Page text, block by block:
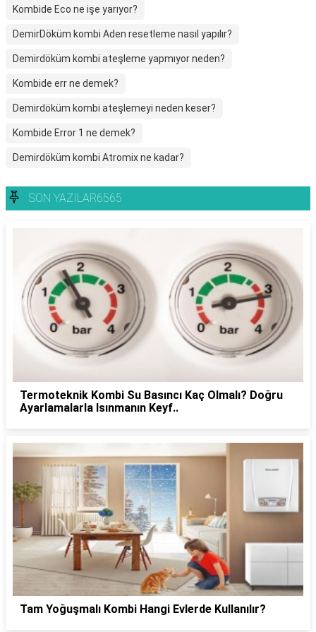
Kombide Eco ne işe yarıyor?
DemirDöküm kombi Aden resetleme nasıl yapılır?
Demirdöküm kombi ateşleme yapmıyor neden?
Kombide err ne demek?
Demirdöküm kombi ateşlemeyi neden keser?
Kombide Error 1 ne demek?
Demirdöküm kombi Atromix ne kadar?
SON YAZILAR6565
Termoteknik Kombi Su Basıncı Kaç Olmalı? Doğru
Ayarlamalarla Isınmanın Keyf..
Tam Yoğuşmalı Kombi Hangi Evlerde Kullanılır?